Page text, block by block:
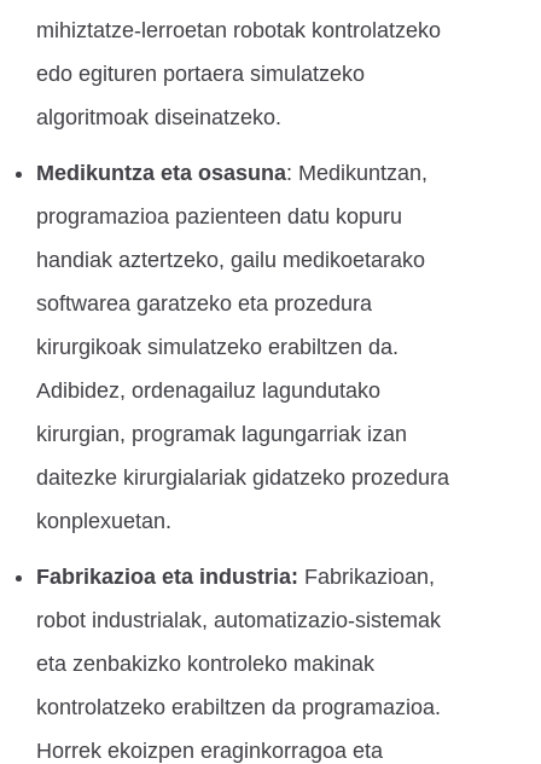
mihiztatze-lerroetan robotak kontrolatzeko
edo egituren portaera simulatzeko
algoritmoak diseinatzeko.
Medikuntza eta osasuna: Medikuntzan,
programazioa pazienteen datu kopuru
handiak aztertzeko, gailu medikoetarako
softwarea garatzeko eta prozedura
kirurgikoak simulatzeko erabiltzen da.
Adibidez, ordenagailuz lagundutako
kirurgian, programak lagungarriak izan
daitezke kirurgialariak gidatzeko prozedura
konplexuetan.
Fabrikazioa eta industria: Fabrikazioan,
robot industrialak, automatizazio-sistemak
eta zenbakizko kontroleko makinak
kontrolatzeko erabiltzen da programazioa.
Horrek ekoizpen eraginkorragoa eta